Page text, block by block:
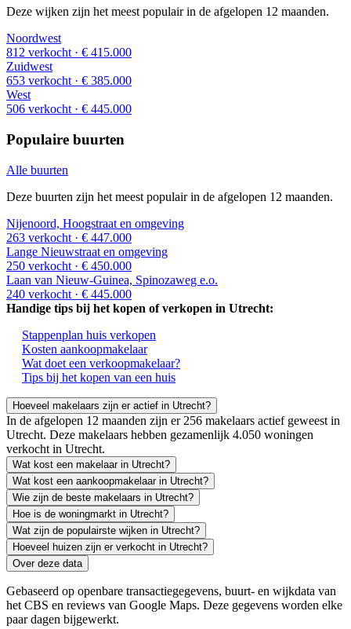
Deze wijken zijn het meest populair in de afgelopen 12 maanden.
Noordwest
812 verkocht · € 415.000
Zuidwest
653 verkocht · € 385.000
West
506 verkocht · € 445.000
Populaire buurten
Alle buurten
Deze buurten zijn het meest populair in de afgelopen 12 maanden.
Nijenoord, Hoogstraat en omgeving
263 verkocht · € 447.000
Lange Nieuwstraat en omgeving
250 verkocht · € 450.000
Laan van Nieuw-Guinea, Spinozaweg e.o.
240 verkocht · € 445.000
Handige tips bij het kopen of verkopen in Utrecht:
Stappenplan huis verkopen
Kosten aankoopmakelaar
Wat doet een verkoopmakelaar?
Tips bij het kopen van een huis
Hoeveel makelaars zijn er actief in Utrecht?
In de afgelopen 12 maanden zijn er 256 makelaars actief geweest in
Utrecht. Deze makelaars hebben gezamenlijk 4.050 woningen
verkocht in Utrecht.
Wat kost een makelaar in Utrecht?
Wat kost een aankoopmakelaar in Utrecht?
Wie zijn de beste makelaars in Utrecht?
Hoe is de woningmarkt in Utrecht?
Wat zijn de populairste wijken in Utrecht?
Hoeveel huizen zijn er verkocht in Utrecht?
Over deze data
Gebaseerd op openbare transactiegegevens, buurt- en wijkdata van
het CBS en reviews van Google Maps. Deze gegevens worden elke
paar dagen bijgewerkt.